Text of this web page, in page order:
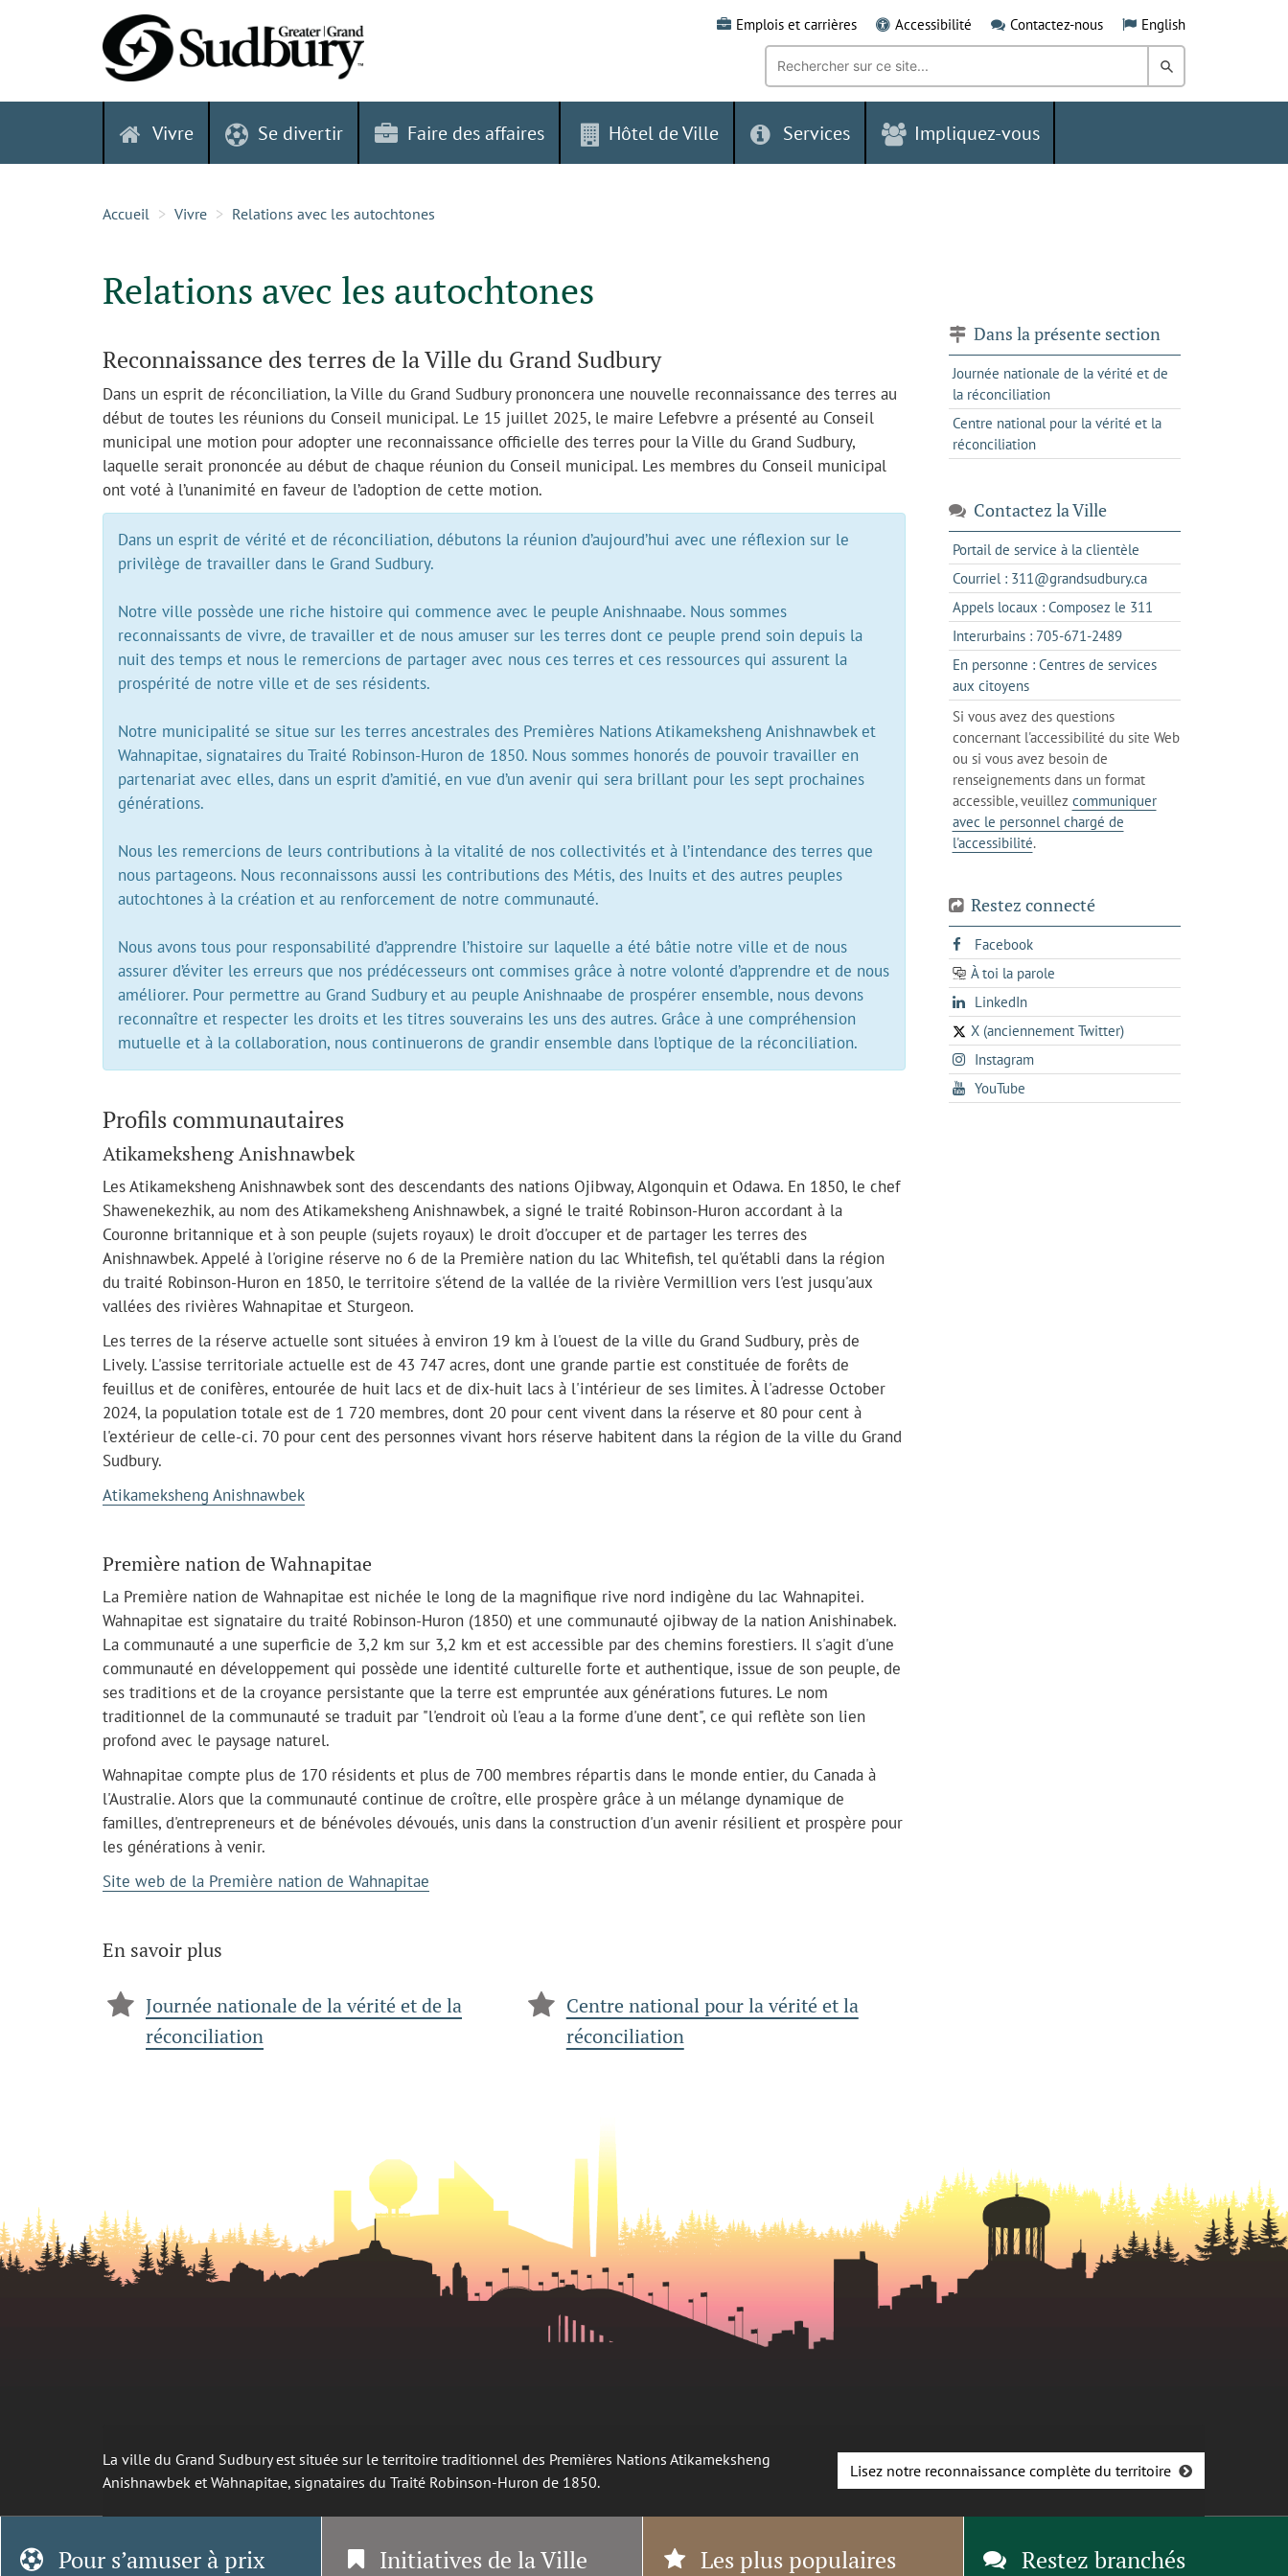
Emplois et carrières Accessibilité Contactez-nous English
Recherche
mot-
clé:
Rechercher
dans
Grand
Vivre Se divertir Faire des affaires Hôtel de Ville Services Impliquez-vous
Accueil Vivre Relations avec les autochtones
Relations avec les autochtones
Reconnaissance des terres de la Ville du Grand Sudbury
Dans un esprit de réconciliation, la Ville du Grand Sudbury prononcera une nouvelle reconnaissance des terres au
début de toutes les réunions du Conseil municipal. Le 15 juillet 2025, le maire Lefebvre a présenté au Conseil
municipal une motion pour adopter une reconnaissance officielle des terres pour la Ville du Grand Sudbury,
laquelle serait prononcée au début de chaque réunion du Conseil municipal. Les membres du Conseil municipal
ont voté à l’unanimité en faveur de l’adoption de cette motion.
Dans un esprit de vérité et de réconciliation, débutons la réunion d’aujourd’hui avec une réflexion sur le
privilège de travailler dans le Grand Sudbury.
Notre ville possède une riche histoire qui commence avec le peuple Anishnaabe. Nous sommes
reconnaissants de vivre, de travailler et de nous amuser sur les terres dont ce peuple prend soin depuis la
nuit des temps et nous le remercions de partager avec nous ces terres et ces ressources qui assurent la
prospérité de notre ville et de ses résidents.
Notre municipalité se situe sur les terres ancestrales des Premières Nations Atikameksheng Anishnawbek et
Wahnapitae, signataires du Traité Robinson-Huron de 1850. Nous sommes honorés de pouvoir travailler en
partenariat avec elles, dans un esprit d’amitié, en vue d’un avenir qui sera brillant pour les sept prochaines
générations.
Nous les remercions de leurs contributions à la vitalité de nos collectivités et à l’intendance des terres que
nous partageons. Nous reconnaissons aussi les contributions des Métis, des Inuits et des autres peuples
autochtones à la création et au renforcement de notre communauté.
Nous avons tous pour responsabilité d’apprendre l’histoire sur laquelle a été bâtie notre ville et de nous
assurer d’éviter les erreurs que nos prédécesseurs ont commises grâce à notre volonté d’apprendre et de nous
améliorer. Pour permettre au Grand Sudbury et au peuple Anishnaabe de prospérer ensemble, nous devons
reconnaître et respecter les droits et les titres souverains les uns des autres. Grâce à une compréhension
mutuelle et à la collaboration, nous continuerons de grandir ensemble dans l’optique de la réconciliation.
Profils communautaires
Atikameksheng Anishnawbek
Les Atikameksheng Anishnawbek sont des descendants des nations Ojibway, Algonquin et Odawa. En 1850, le chef
Shawenekezhik, au nom des Atikameksheng Anishnawbek, a signé le traité Robinson-Huron accordant à la
Couronne britannique et à son peuple (sujets royaux) le droit d'occuper et de partager les terres des
Anishnawbek. Appelé à l'origine réserve no 6 de la Première nation du lac Whitefish, tel qu'établi dans la région
du traité Robinson-Huron en 1850, le territoire s'étend de la vallée de la rivière Vermillion vers l'est jusqu'aux
vallées des rivières Wahnapitae et Sturgeon.
Les terres de la réserve actuelle sont situées à environ 19 km à l'ouest de la ville du Grand Sudbury, près de
Lively. L'assise territoriale actuelle est de 43 747 acres, dont une grande partie est constituée de forêts de
feuillus et de conifères, entourée de huit lacs et de dix-huit lacs à l'intérieur de ses limites. À l'adresse October
2024, la population totale est de 1 720 membres, dont 20 pour cent vivent dans la réserve et 80 pour cent à
l'extérieur de celle-ci. 70 pour cent des personnes vivant hors réserve habitent dans la région de la ville du Grand
Sudbury.
Atikameksheng Anishnawbek
Première nation de Wahnapitae
La Première nation de Wahnapitae est nichée le long de la magnifique rive nord indigène du lac Wahnapitei.
Wahnapitae est signataire du traité Robinson-Huron (1850) et une communauté ojibway de la nation Anishinabek.
La communauté a une superficie de 3,2 km sur 3,2 km et est accessible par des chemins forestiers. Il s'agit d'une
communauté en développement qui possède une identité culturelle forte et authentique, issue de son peuple, de
ses traditions et de la croyance persistante que la terre est empruntée aux générations futures. Le nom
traditionnel de la communauté se traduit par "l'endroit où l'eau a la forme d'une dent", ce qui reflète son lien
profond avec le paysage naturel.
Wahnapitae compte plus de 170 résidents et plus de 700 membres répartis dans le monde entier, du Canada à
l'Australie. Alors que la communauté continue de croître, elle prospère grâce à un mélange dynamique de
familles, d'entrepreneurs et de bénévoles dévoués, unis dans la construction d'un avenir résilient et prospère pour
les générations à venir.
Site web de la Première nation de Wahnapitae
En savoir plus
Journée nationale de la vérité et de la
réconciliation
Centre national pour la vérité et la
réconciliation
Dans la présente section
Journée nationale de la vérité et de
la réconciliation
Centre national pour la vérité et la
réconciliation
Contactez la Ville
Portail de service à la clientèles'ouvre
dans
un
nouvel
Courriel : 311@grandsudbury.cas'ouvre
dans
votre
de
Appels locaux : Composez le 311
dans
un
client
téléphone
Interurbains : 705-671-2489s'ouvre
dans
client
votre
En personne : Centres de services
aux citoyenss'ouvre
dans
l'onglet
actuel
Si vous avez des questions
concernant l'accessibilité du site Web
ou si vous avez besoin de
renseignements dans un format
accessible, veuillez communiquer
avec le personnel chargé de
l'accessibilité.
Restez connecté
Facebooks'ouvre
dans
un
onglet
À toi la parole
opens
in
a
new
tab
LinkedInopens
in
a
new
X (anciennement Twitter)
s'ouvre
dans
un
nouvel
Instagrams'ouvre
dans
un
YouTubes'ouvre
dans
La ville du Grand Sudbury est située sur le territoire traditionnel des Premières Nations Atikameksheng
Anishnawbek et Wahnapitae, signataires du Traité Robinson-Huron de 1850.
Lisez notre reconnaissance complète du territoire
Pour s’amuser à prix
Initiatives de la Ville Les plus populaires Restez branchés